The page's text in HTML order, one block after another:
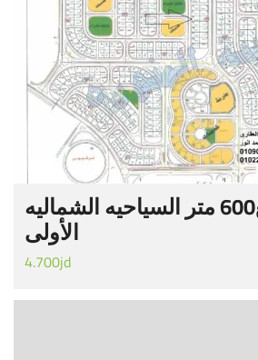
#‏ارض_للبيع‬600 متر السياحيه الشماليه
الأولى
4.700jd